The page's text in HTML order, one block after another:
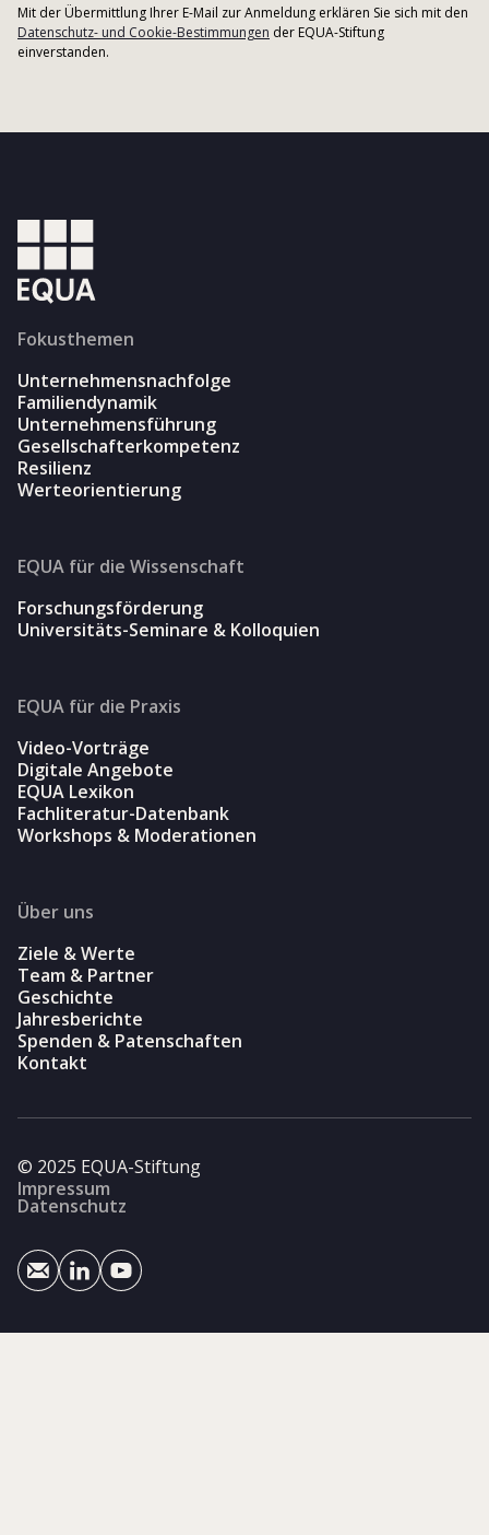
Mit der Übermittlung Ihrer E-Mail zur Anmeldung erklären Sie sich mit den
Datenschutz- und Cookie-Bestimmungen der EQUA-Stiftung
einverstanden.
Fokusthemen
Unternehmensnachfolge
Familiendynamik
Unternehmensführung
Gesellschafterkompetenz
Resilienz
Werteorientierung
EQUA für die Wissenschaft
Forschungsförderung
Universitäts-Seminare & Kolloquien
EQUA für die Praxis
Video-Vorträge
Digitale Angebote
EQUA Lexikon
Fachliteratur-Datenbank
Workshops & Moderationen
Über uns
Ziele & Werte
Team & Partner
Geschichte
Jahresberichte
Spenden & Patenschaften
Kontakt
© 2025 EQUA-Stiftung
Impressum
Datenschutz